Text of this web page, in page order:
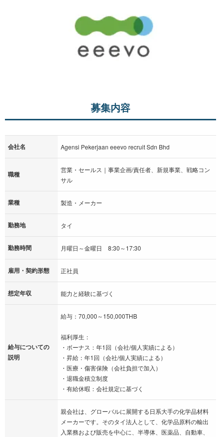
募集内容
会社名 Agensi Pekerjaan eeevo recruit Sdn Bhd
職種
営業・セールス｜事業企画/責任者、新規事業、戦略コン
サル
業種 製造・メーカー
勤務地 タイ
勤務時間 月曜日～金曜日 8:30～17:30
雇用・契約形態 正社員
想定年収 能力と経験に基づく
給与についての
説明
給与：70,000～150,000THB
福利厚生：
・ボーナス：年1回（会社/個人実績による）
・昇給：年1回（会社/個人実績による）
・医療・傷害保険（会社負担で加入）
・退職金積立制度
・有給休暇：会社規定に基づく
親会社は、グローバルに展開する日系大手の化学品材料
メーカーです。そのタイ法人として、化学品原料の輸出
入業務および販売を中心に、半導体、医薬品、自動車、